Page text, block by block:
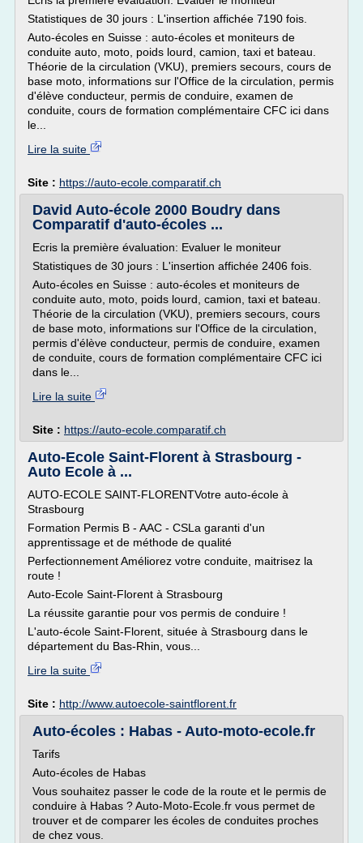
Statistiques de 30 jours : L'insertion affichée 7190 fois.
Auto-écoles en Suisse : auto-écoles et moniteurs de
conduite auto, moto, poids lourd, camion, taxi et bateau.
Théorie de la circulation (VKU), premiers secours, cours de
base moto, informations sur l'Office de la circulation, permis
d'élève conducteur, permis de conduire, examen de
conduite, cours de formation complémentaire CFC ici dans
le...
Lire la suite
Site : https://auto-ecole.comparatif.ch
David Auto-école 2000 Boudry dans
Comparatif d'auto-écoles ...
Ecris la première évaluation: Evaluer le moniteur
Statistiques de 30 jours : L'insertion affichée 2406 fois.
Auto-écoles en Suisse : auto-écoles et moniteurs de
conduite auto, moto, poids lourd, camion, taxi et bateau.
Théorie de la circulation (VKU), premiers secours, cours
de base moto, informations sur l'Office de la circulation,
permis d'élève conducteur, permis de conduire, examen
de conduite, cours de formation complémentaire CFC ici
dans le...
Lire la suite
Site : https://auto-ecole.comparatif.ch
Auto-Ecole Saint-Florent à Strasbourg -
Auto Ecole à ...
AUTO-ECOLE SAINT-FLORENTVotre auto-école à
Strasbourg
Formation Permis B - AAC - CSLa garanti d'un
apprentissage et de méthode de qualité
Perfectionnement Améliorez votre conduite, maitrisez la
route !
Auto-Ecole Saint-Florent à Strasbourg
La réussite garantie pour vos permis de conduire !
L'auto-école Saint-Florent, située à Strasbourg dans le
département du Bas-Rhin, vous...
Lire la suite
Site : http://www.autoecole-saintflorent.fr
Auto-écoles : Habas - Auto-moto-ecole.fr
Tarifs
Auto-écoles de Habas
Vous souhaitez passer le code de la route et le permis de
conduire à Habas ? Auto-Moto-Ecole.fr vous permet de
trouver et de comparer les écoles de conduites proches
de chez vous.